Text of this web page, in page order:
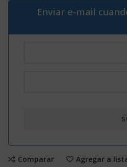
Enviar e-mail
Comparar Agregar a